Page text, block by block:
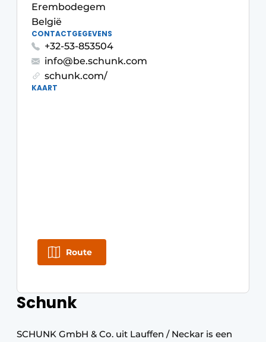
Schunk
SCHUNK GmbH & Co. uit Lauffen / Neckar is een
Erembodegem
België
CONTACTGEGEVENS
+32-53-853504
info@be.schunk.com
schunk.com/
KAART
Route